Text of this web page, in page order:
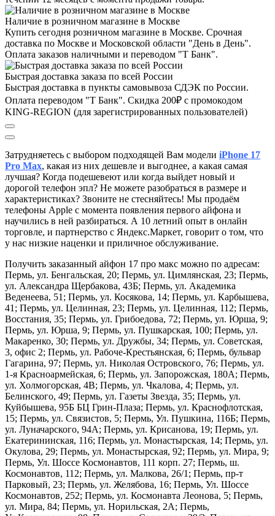
Наличие в розничном магазине в Москве
Купить сегодня розничном магазине в Москве. Срочная
доставка по Москве и Московской области "День в День".
Оплата заказов наличными и переводом "Т Банк".
Быстрая доставка заказа по всей России
Быстрая доставка в пункты самовывоза СДЭК по России.
Оплата переводом "Т Банк". Скидка 200₽ с промокодом
KING-REGION (для зарегистрированных пользователей)
Затрудняетесь с выбором подходящей Вам модели iPhone 17
Pro Max, какая из них дешевле и выгоднее, а какая самая
лучшая? Когда подешевеют или когда выйдет новый и
дорогой телефон эпл? Не можете разобраться в размере и
характеристиках? Звоните не стесняйтесь! Мы продаём
телефоны Apple с момента появления первого айфона и
научились в ней разбираться. А 10 летний опыт в онлайн
торговле, и партнерство с Яндекс.Маркет, говорит о том, что
у нас низкие наценки и приличное обслуживание.
Получить заказанный айфон 17 про макс можно по адресам:
Пермь, ул. Бенгальская, 20; Пермь, ул. Цимлянская, 23; Пермь,
ул. Александра Щербакова, 43Б; Пермь, ул. Академика
Веденеева, 51; Пермь, ул. Косякова, 14; Пермь, ул. Карбышева,
41; Пермь, ул. Целинная, 23; Пермь, ул. Целинная, 112; Пермь,
Восстания, 35; Пермь, ул. Грибоедова, 72; Пермь, ул. Юрша, 9;
Пермь, ул. Юрша, 9; Пермь, ул. Пушкарская, 100; Пермь, ул.
Макаренко, 30; Пермь, ул. Дружбы, 34; Пермь, ул. Советская,
3, офис 2; Пермь, ул. Рабоче-Крестьянская, 6; Пермь, бульвар
Гагарина, 97; Пермь, ул. Николая Островского, 76; Пермь, ул.
1-я Красноармейская, 6; Пермь, ул. Запорожская, 180А; Пермь,
ул. Холмогорская, 4В; Пермь, ул. Чкалова, 4; Пермь, ул.
Белинского, 49; Пермь, ул. Газеты Звезда, 35; Пермь, ул.
Куйбышева, 95Б БЦ Грин-Плаза; Пермь, ул. Краснофлотская,
15; Пермь, ул. Связистов, 5; Пермь, Ул. Пушкина, 116Б; Пермь,
ул. Луначарского, 94А; Пермь, ул. Крисанова, 19; Пермь, ул.
Екатерининская, 116; Пермь, ул. Монастырская, 14; Пермь, ул.
Окулова, 29; Пермь, ул. Монастырская, 92; Пермь, ул. Мира, 9;
Пермь, Ул. Шоссе Космонавтов, 111 корп. 27; Пермь, ш.
Космонавтов, 112; Пермь, ул. Малкова, 26/1; Пермь, пр-т
Парковый, 23; Пермь, ул. Желябова, 16; Пермь, Ул. Шоссе
Космонавтов, 252; Пермь, ул. Космонавта Леонова, 5; Пермь,
ул. Мира, 84; Пермь, ул. Норильская, 2А; Пермь,